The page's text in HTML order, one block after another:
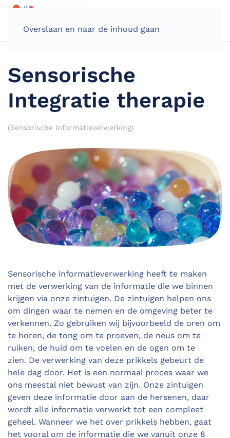
Overslaan en naar de inhoud gaan
Sensorische
Integratie therapie
(Sensorische Informatieverwerking)
Sensorische informatieverwerking heeft te maken
met de verwerking van de informatie die we binnen
krijgen via onze zintuigen. De zintuigen helpen ons
om dingen waar te nemen en de omgeving beter te
verkennen. Zo gebruiken wij bijvoorbeeld de oren om
te horen, de tong om te proeven, de neus om te
ruiken, de huid om te voelen en de ogen om te
zien. De verwerking van deze prikkels gebeurt de
hele dag door. Het is een normaal proces waar we
ons meestal niet bewust van zijn. Onze zintuigen
geven deze informatie door aan de hersenen, daar
wordt alle informatie verwerkt tot een compleet
geheel. Wanneer we het over prikkels hebben, gaat
het vooral om de informatie die we vanuit onze 8